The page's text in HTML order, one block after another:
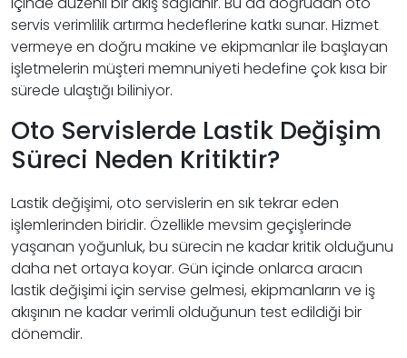
servis verimlilik artırma hedeflerine katkı sunar. Hizmet
vermeye en doğru makine ve ekipmanlar ile başlayan
işletmelerin müşteri memnuniyeti hedefine çok kısa bir
sürede ulaştığı biliniyor.
Oto Servislerde Lastik Değişim
Süreci Neden Kritiktir?
Lastik değişimi, oto servislerin en sık tekrar eden
işlemlerinden biridir. Özellikle mevsim geçişlerinde
yaşanan yoğunluk, bu sürecin ne kadar kritik olduğunu
daha net ortaya koyar. Gün içinde onlarca aracın
lastik değişimi için servise gelmesi, ekipmanların ve iş
akışının ne kadar verimli olduğunun test edildiği bir
dönemdir.